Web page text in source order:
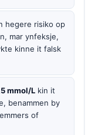
hegere risiko op
mar ynfeksje,
kinne it falsk
mmol/L kin it
benammen by
of